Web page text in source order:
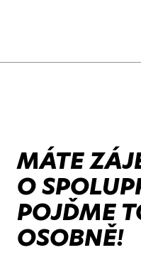
MÁTE
O
POJĎME
OSOBNĚ!